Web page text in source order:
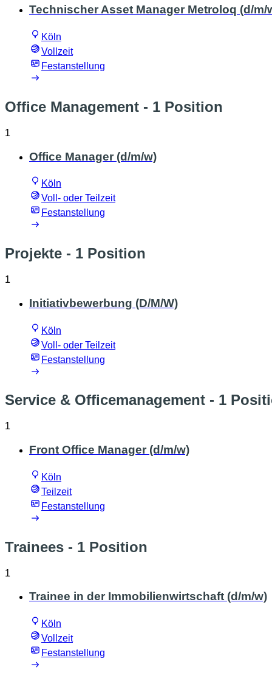
Technischer Asset Manager Metroloq (d/m/
Köln
Vollzeit
Festanstellung
Office Management - 1 Position
1
Office Manager (d/m/w)
Köln
Voll- oder Teilzeit
Festanstellung
Projekte - 1 Position
1
Initiativbewerbung (D/M/W)
Köln
Voll- oder Teilzeit
Festanstellung
Service & Officemanagement - 1
1
Front Office Manager (d/m/w)
Köln
Teilzeit
Festanstellung
Trainees - 1 Position
1
Trainee in der Immobilienwirtschaft (d/m/w)
Köln
Vollzeit
Festanstellung